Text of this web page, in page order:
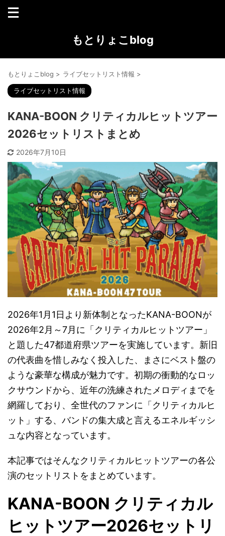
もとりょこblog
もとりょこblog > ライブセットリスト情報 >
ライブセットリスト情報
KANA-BOON クリティカルヒットツアー
2026セットリストまとめ
2026年7月10日
2026年1月1日より新体制となったKANA-BOONが
2026年2月～7月に「クリティカルヒットツアー」
と題した47都道府県ツアーを実施しています。新旧
の代表曲を惜しみなく投入した、まさにベスト盤の
ような豪華な構成が魅力です。初期の衝動的なロッ
クサウンドから、近年の洗練されたメロディまでを
網羅しており、全世代のファンに「クリティカルヒ
ット」する、バンドの集大成と言えるエネルギッシ
ュな内容となっています。
本記事ではそんなクリティカルヒットツアーの各公
演のセットリストをまとめています。
KANA-BOON クリティカル
ヒットツアー2026セットリ